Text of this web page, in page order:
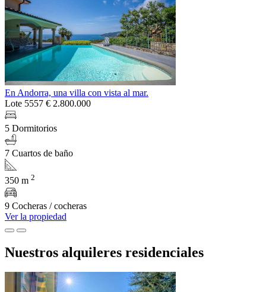
En Andorra, una villa con vista al mar.
Lote 5557 € 2.800.000
5 Dormitorios
7 Cuartos de baño
350 m 2
9 Cocheras / cocheras
Ver la propiedad
Nuestros alquileres residenciales